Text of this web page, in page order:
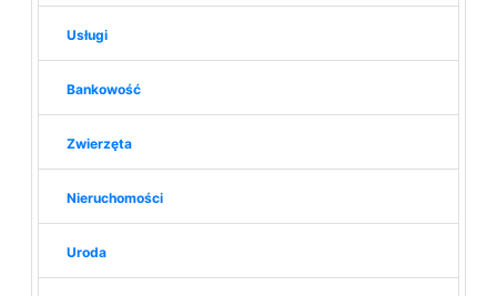
Usługi
Bankowość
Zwierzęta
Nieruchomości
Uroda